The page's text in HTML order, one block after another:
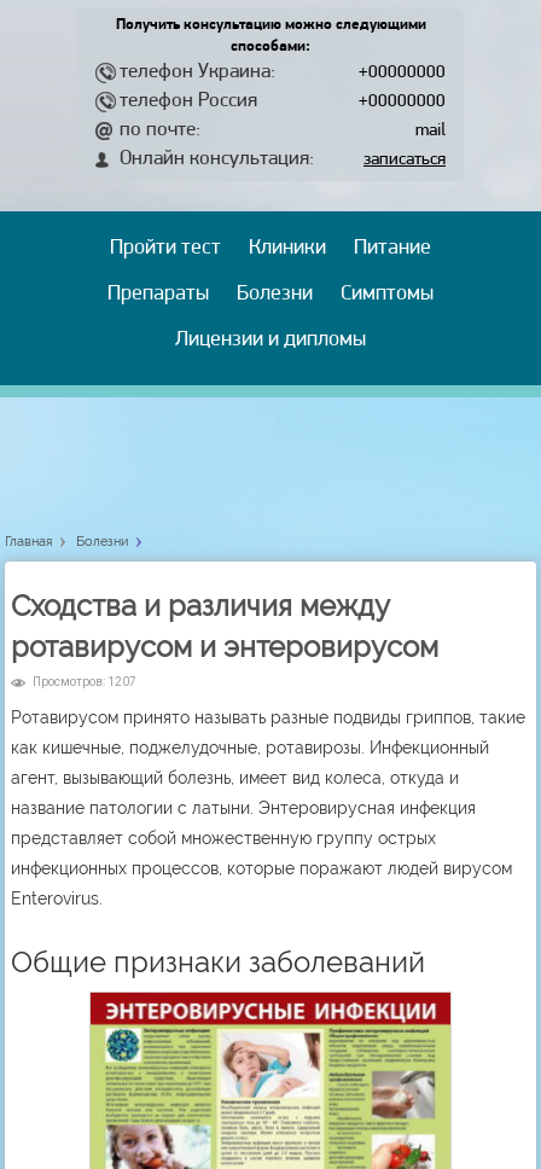
Получить консультацию можно следующими
способами:
телефон Украина: +00000000
телефон Россия +00000000
по почте: mail
Онлайн консультация: записаться
Пройти тест Клиники
Питание
Препараты
Болезни
Симптомы
Лицензии и дипломы
Главная Болезни
Сходства и различия между
ротавирусом и энтеровирусом
Просмотров: 1207
Ротавирусом принято называть разные подвиды гриппов, такие
как кишечные, поджелудочные, ротавирозы. Инфекционный
агент, вызывающий болезнь, имеет вид колеса, откуда и
название патологии с латыни. Энтеровирусная инфекция
представляет собой множественную группу острых
инфекционных процессов, которые поражают людей вирусом
Enterovirus.
Общие признаки заболеваний